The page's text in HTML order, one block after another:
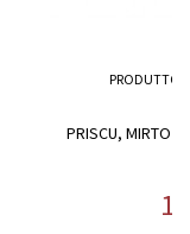
PRISCU, MIRTO